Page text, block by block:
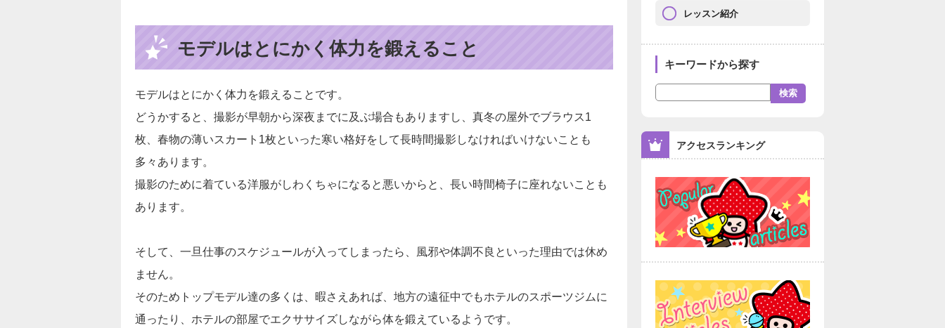
レッスン紹介
キーワードから探す
アクセスランキング
モデルはとにかく体力を鍛えること
モデルはとにかく体力を鍛えることです。
どうかすると、撮影が早朝から深夜までに及ぶ場合もありますし、真冬の屋外でブラウス1
枚、春物の薄いスカート1枚といった寒い格好をして長時間撮影しなければいけないことも
多々あります。
撮影のために着ている洋服がしわくちゃになると悪いからと、長い時間椅子に座れないことも
あります。
そして、一旦仕事のスケジュールが入ってしまったら、風邪や体調不良といった理由では休め
ません。
そのためトップモデル達の多くは、暇さえあれば、地方の遠征中でもホテルのスポーツジムに
通ったり、ホテルの部屋でエクササイズしながら体を鍛えているようです。